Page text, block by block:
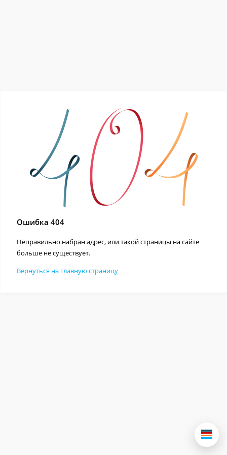
Ошибка 404
Неправильно набран адрес, или такой страницы на сайте
больше не существует.
Вернуться на главную страницу